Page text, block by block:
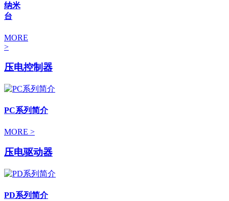
纳米
台
MORE
>
压电控制器
PC系列简介
MORE >
压电驱动器
PD系列简介